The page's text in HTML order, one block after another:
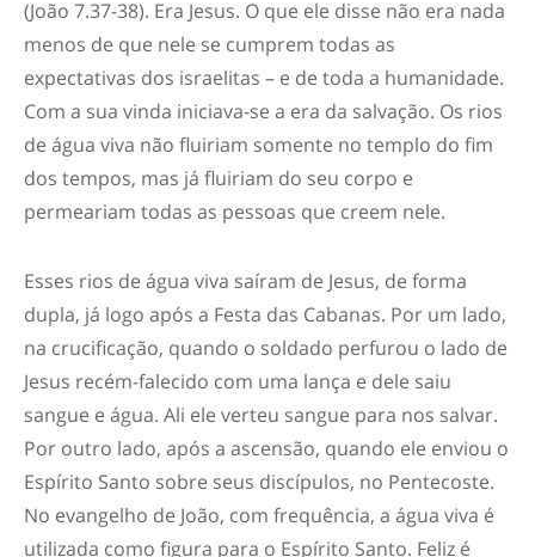
(João 7.37-38). Era Jesus. O que ele disse não era nada
menos de que nele se cumprem todas as
expectativas dos israelitas – e de toda a humanidade.
Com a sua vinda iniciava-se a era da salvação. Os rios
de água viva não fluiriam somente no templo do fim
dos tempos, mas já fluiriam do seu corpo e
permeariam todas as pessoas que creem nele.
Esses rios de água viva saíram de Jesus, de forma
dupla, já logo após a Festa das Cabanas. Por um lado,
na crucificação, quando o soldado perfurou o lado de
Jesus recém-falecido com uma lança e dele saiu
sangue e água. Ali ele verteu sangue para nos salvar.
Por outro lado, após a ascensão, quando ele enviou o
Espírito Santo sobre seus discípulos, no Pentecoste.
No evangelho de João, com frequência, a água viva é
utilizada como figura para o Espírito Santo. Feliz é